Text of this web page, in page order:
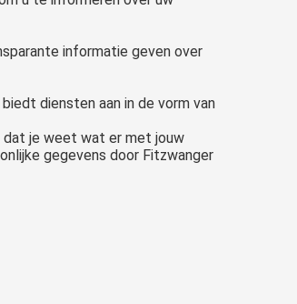
informatie geven over
diensten aan in de vorm van
dat je weet wat er met jouw
gegevens door Fitzwanger